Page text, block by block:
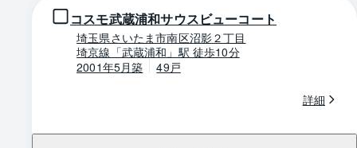
コスモ武蔵浦和サウスビューコート
埼玉県さいたま市南区沼影２丁目
埼京線「武蔵浦和」駅 徒歩10分
2001年5月築
49戸
詳細